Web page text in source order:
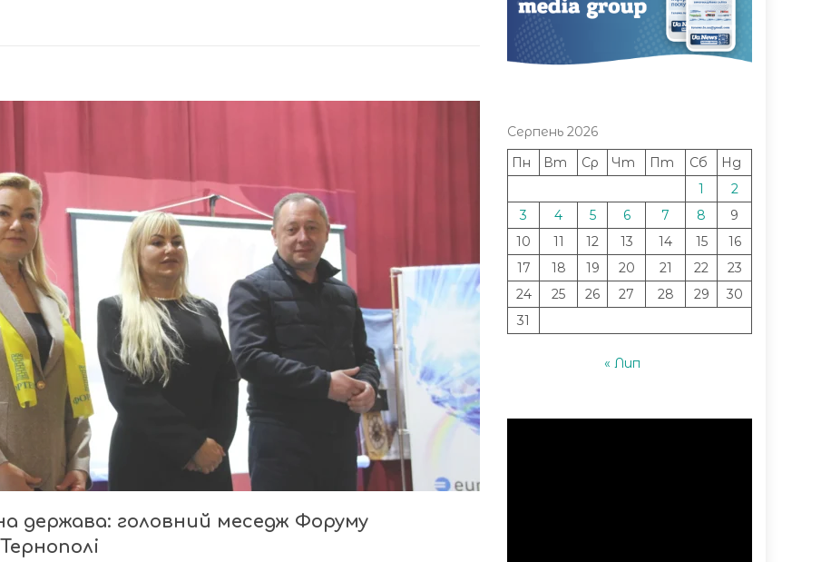
держава: головний меседж Форуму
Серпень 2026
Пн
Вт Ср Чт Пт Сб
Нд
1
2
3
4 5 6 7 8
9
10
11 12 13 14 15
16
17
18 19 20 21 22
23
24
25 26 27 28 29
30
31
« Лип